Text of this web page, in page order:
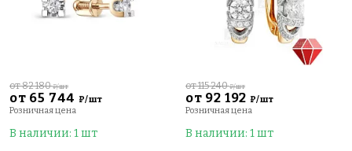
от 65 744 ₽/шт
от 82 180₽/шт
Розничная цена
В наличии: 1 шт
от 92 192 ₽/шт
от 115 240₽/шт
Розничная цена
В наличии: 1 шт